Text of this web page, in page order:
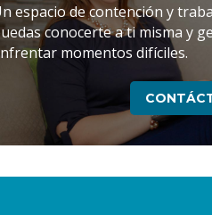
espacio de contención y
conocerte a ti misma y
momentos difíciles.